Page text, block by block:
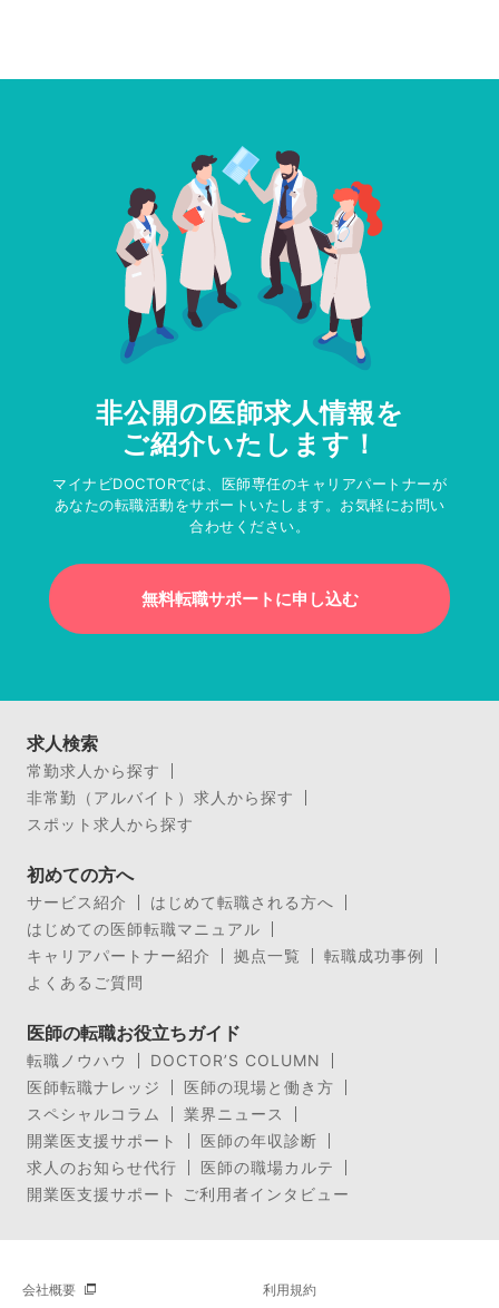
非公開の医師求人情報を
ご紹介いたします！
マイナビDOCTORでは、医師専任のキャリアパートナーが
あなたの転職活動をサポートいたします。お気軽にお問い
合わせください。
無料転職サポートに申し込む
求人検索
常勤求人から探す
非常勤（アルバイト）求人から探す
スポット求人から探す
初めての方へ
サービス紹介
はじめて転職される方へ
はじめての医師転職マニュアル
キャリアパートナー紹介
拠点一覧
転職成功事例
よくあるご質問
医師の転職お役立ちガイド
転職ノウハウ
DOCTOR’S COLUMN
医師転職ナレッジ
医師の現場と働き方
スペシャルコラム
業界ニュース
開業医支援サポート
医師の年収診断
求人のお知らせ代行
医師の職場カルテ
開業医支援サポート ご利用者インタビュー
会社概要 利用規約